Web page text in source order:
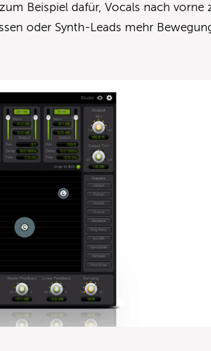
Beispiel dafür, Vocals nach vorne
oder Synth-Leads mehr